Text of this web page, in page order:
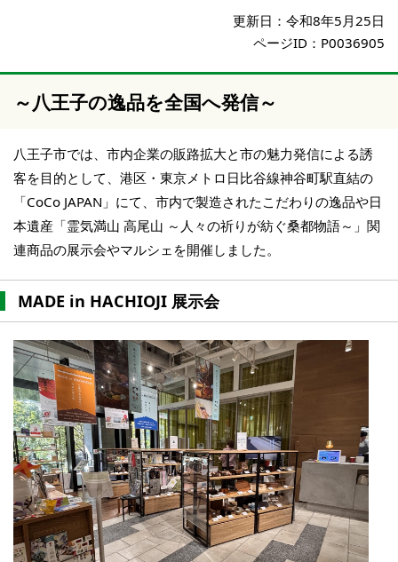
更新日： 令和8年5月25日
ページID：P0036905
～八王子の逸品を全国へ発信～
八王子市では、市内企業の販路拡大と市の魅力発信による誘
客を目的として、港区・東京メトロ日比谷線神谷町駅直結の
「CoCo JAPAN」にて、市内で製造されたこだわりの逸品や日
本遺産「霊気満山 高尾山 ～人々の祈りが紡ぐ桑都物語～」関
連商品の展示会やマルシェを開催しました。
MADE in HACHIOJI 展示会